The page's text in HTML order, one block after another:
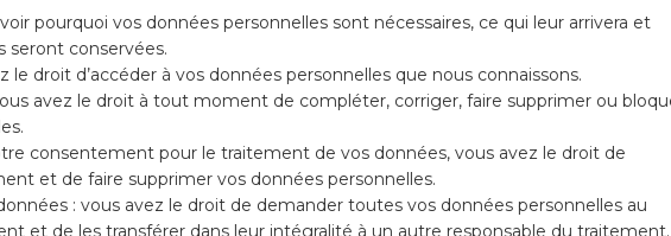
pourquoi vos données personnelles sont nécessaires, ce qui leur arrivera et
seront conservées.
le droit d’accéder à vos données personnelles que nous connaissons.
avez le droit à tout moment de compléter, corriger, faire supprimer ou
consentement pour le traitement de vos données, vous avez le droit de
et de faire supprimer vos données personnelles.
: vous avez le droit de demander toutes vos données personnelles au
et de les transférer dans leur intégralité à un autre responsable du traitement.